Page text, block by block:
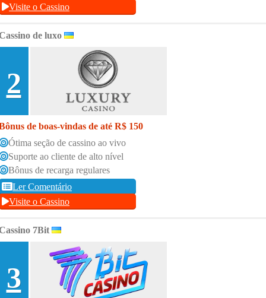
Visite o Cassino
de luxo
2
de boas-vindas de até R$ 150
Ótima seção de cassino ao vivo
Suporte ao cliente de alto nível
Bônus de recarga regulares
Ler Comentário
Visite o Cassino
7Bit
3